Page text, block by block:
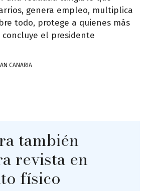
genera empleo, multiplica
todo, protege a quienes más
concluye el presidente
CANARIA
también
revista en
físico